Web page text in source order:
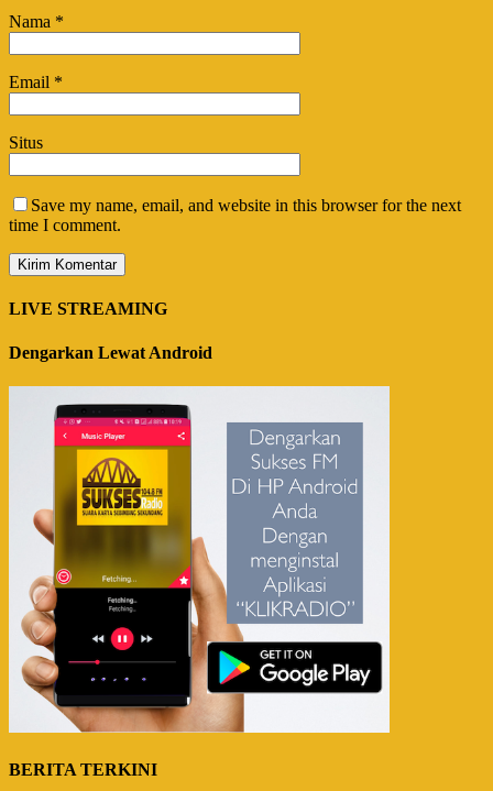
Nama *
Email *
Situs
Save my name, email, and website in this browser for the next
time I comment.
LIVE STREAMING
Dengarkan Lewat Android
BERITA TERKINI